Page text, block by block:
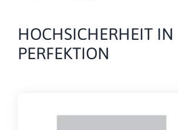
HOCHSICHERHEIT IN
PERFEKTION